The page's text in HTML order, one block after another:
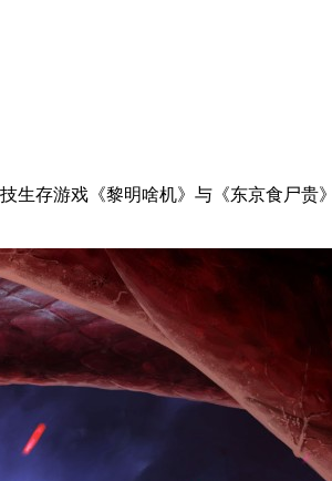
生存游戏《黎明啥机》与《东京食尸贵